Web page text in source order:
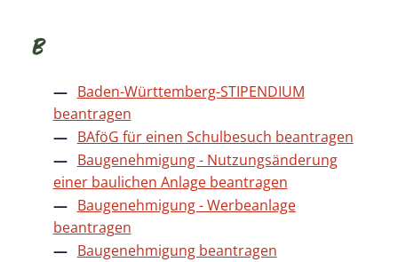
B
Baden-Württemberg-STIPENDIUM
beantragen
BAföG für einen Schulbesuch beantragen
Baugenehmigung - Nutzungsänderung
einer baulichen Anlage beantragen
Baugenehmigung - Werbeanlage
beantragen
Baugenehmigung beantragen